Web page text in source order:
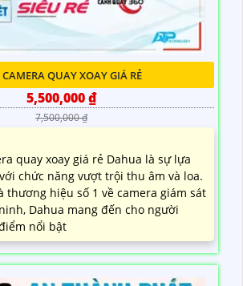
CAMERA QUAY XOAY GIÁ RẺ
5,500,000 ₫
7,500,000 ₫
quay xoay giá rẻ Dahua là sự lựa
chức năng vượt trội thu âm và loa.
thương hiệu số 1 về camera giám sát
Dahua mang đến cho người
nổi bật